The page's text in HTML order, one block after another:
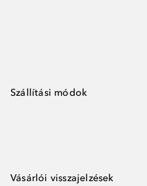
Szállítási módok
Vásárlói visszajelzések